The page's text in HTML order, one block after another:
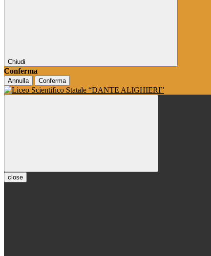
Chiudi
Conferma
Annulla Conferma
close